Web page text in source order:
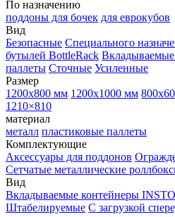
По назначению
поддоны для бочек для еврокубов
Вид
Безопасные Специального
бутылей BottleRack
паллеты Сточные Усиленные
Размер
1200х800 мм 1200х1000 мм
1210×810
материал
металл пластиковые паллеты
Комплектующие
Аксессуары для поддонов
Сетчатые металлические
Вид
Вкладываемые контейнеры
Штабелируемые С загрузкой